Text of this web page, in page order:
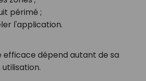
périmé ;
l'application.
efficace dépend autant de sa